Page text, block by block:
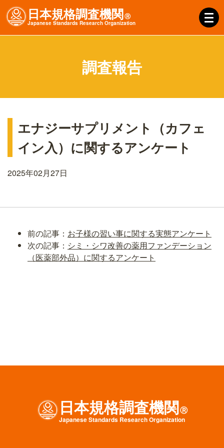
日本規格調査機関Ⓡ
JapaneseStandardsResearchOrganization
調査報告
エナジーサプリメント（カフェ
イン入）に関するアンケート
2025年02月27日
前の記事： お子様の習い事に関する実態アンケート
次の記事： シミ・シワ改善の薬用ファンデーション
（医薬部外品）に関するアンケート
日本規格調査機関Ⓡ
JapaneseStandardsResearchOrganization